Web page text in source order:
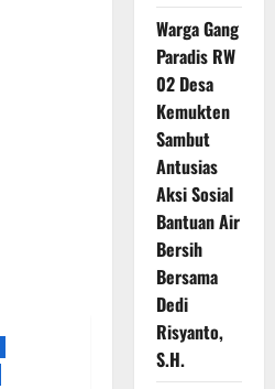
Warga Gang
Paradis RW
02 Desa
Kemukten
Sambut
Antusias
Aksi Sosial
Bantuan Air
Bersih
Bersama
Dedi
Risyanto,
S.H.